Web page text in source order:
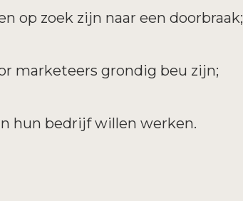
op zoek zijn naar een doorbraak;
marketeers grondig beu zijn;
hun bedrijf willen werken.